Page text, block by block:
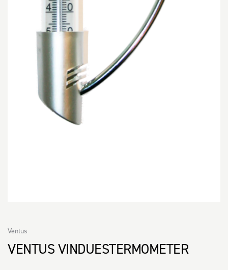
VENTUS VINDUESTERMOMETER
Ventus